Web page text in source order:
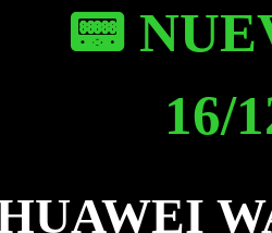
📟
16/